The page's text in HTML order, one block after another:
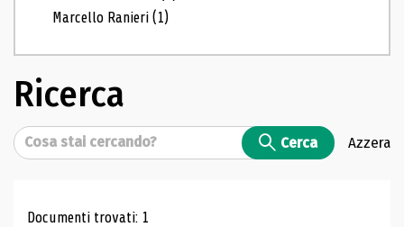
Marcello Ranieri(1)
Ricerca
Cerca Cerca Azzera
Documenti trovati: 1